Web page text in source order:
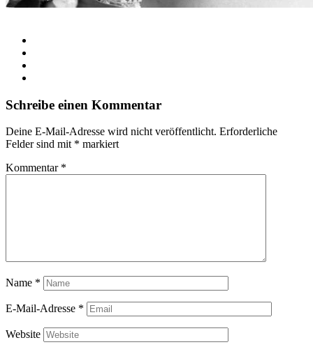
Schreibe einen Kommentar
Deine E-Mail-Adresse wird nicht veröffentlicht. Erforderliche
Felder sind mit * markiert
Kommentar *
Name *
E-Mail-Adresse *
Website